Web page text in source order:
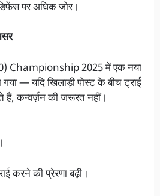
पर अधिक जोर।
Championship 2025 में एक नया
गया — यदि खिलाड़ी पोस्ट के बीच ट्राई
हैं, कन्वर्ज़न की जरूरत नहीं।
करने की प्रेरणा बढ़ी।